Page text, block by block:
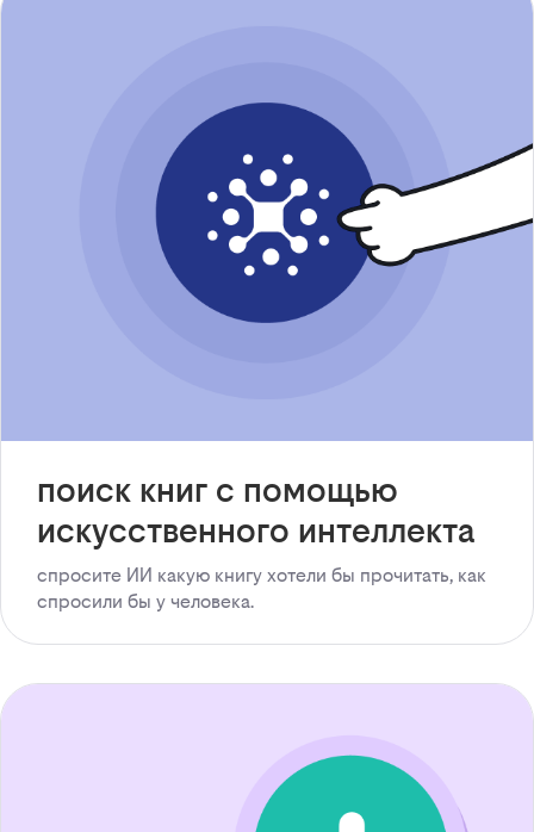
поиск книг с помощью
искусственного интеллекта
спросите ИИ какую книгу хотели бы прочитать, как
спросили бы у человека.